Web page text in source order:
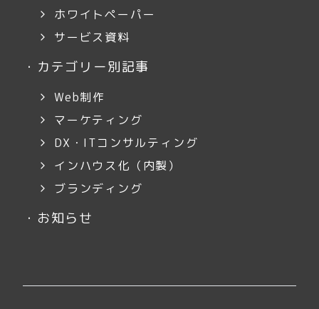
ホワイトペーパー
サービス資料
・ カテゴリー別記事
Web制作
マーケティング
DX・ITコンサルティング
インハウス化（内製）
ブランディング
・ お知らせ